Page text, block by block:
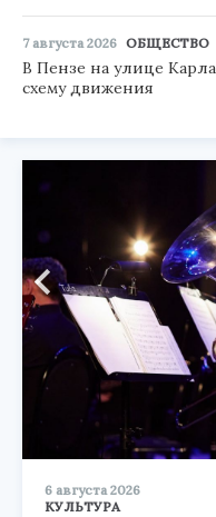
7 августа 2026 ОБЩЕСТВО
В Пензе на улице
схему движения
6 августа 2026
КУЛЬТУРА